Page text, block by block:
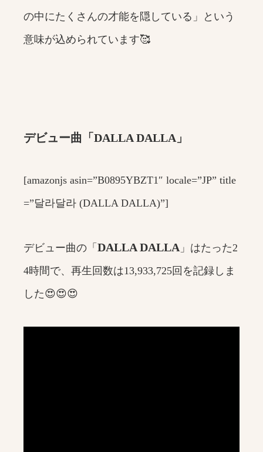
の中にたくさんの才能を隠している」という
意味が込められています🥰
デビュー曲「DALLA DALLA」
[amazonjs asin=”B0895YBZT1″ locale=”JP” title
=”달라달라 (DALLA DALLA)”]
デビュー曲の「 DALLA DALLA」はたった2
4時間で、再生回数は13,933,725回を記録しま
した😍😍😍